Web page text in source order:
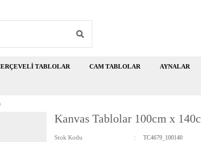
TABLOLAR CAM TABLOLAR AYNALAR
Kanvas Tablolar 100cm x
Stok Kodu TC4679_100140